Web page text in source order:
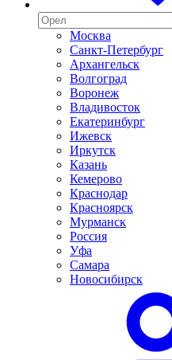
Москва
Санкт-Петербург
Архангельск
Волгоград
Воронеж
Владивосток
Екатеринбург
Ижевск
Иркутск
Казань
Кемерово
Краснодар
Красноярск
Мурманск
Россия
Уфа
Самара
Новосибирск